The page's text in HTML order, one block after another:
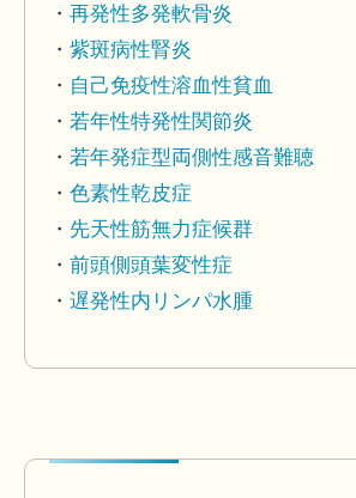
再発性多発軟骨炎
紫斑病性腎炎
自己免疫性溶血性貧血
若年性特発性関節炎
若年発症型両側性感音難聴
色素性乾皮症
先天性筋無力症候群
前頭側頭葉変性症
遅発性内リンパ水腫